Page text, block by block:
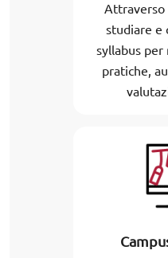
Attraverso
studiare e
syllabus
pratiche,